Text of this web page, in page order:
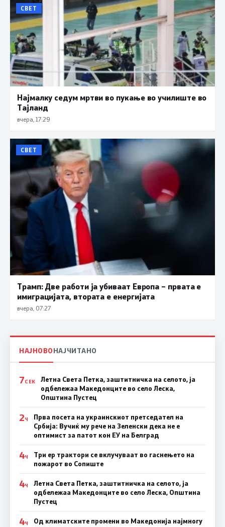
СВЕТ
Најмалку седум мртви во пукање во училиште во
Тајланд
вчера, 17:29
СВЕТ
Трамп: Две работи ја убиваат Европа – првата е
имиграцијата, втората е енергијата
вчера, 07:27
НАЈНОВОНАЈЧИТАНО
7СЕК
Летна Света Петка, заштитничка на селото, ја
одбележаа Македонците во село Леска,
Општина Пустец
2Ч
Прва посета на украинскиот претседател на
Србија: Вучиќ му рече на Зеленски дека не е
оптимист за патот кон ЕУ на Белград
4Ч
Три ер трактори се вклучуваат во гаснењето на
пожарот во Сопиште
4Ч
Летна Света Петка, заштитничка на селото, ја
одбележаа Македонците во село Леска, Општина
Пустец
4Ч
Од климатските промени во Македонија најмногу